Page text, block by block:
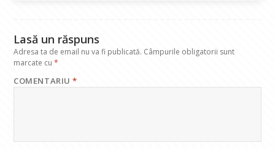
Lasă un răspuns
Adresa ta de email nu va fi publicată. Câmpurile obligatorii sunt
marcate cu*
COMENTARIU*